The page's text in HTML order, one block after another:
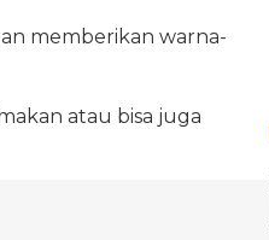
memberikan warna-
atau bisa juga